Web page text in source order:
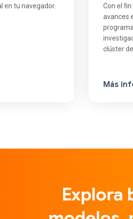
en tu navegador.
Con el
avances
clúster
Más
Explora